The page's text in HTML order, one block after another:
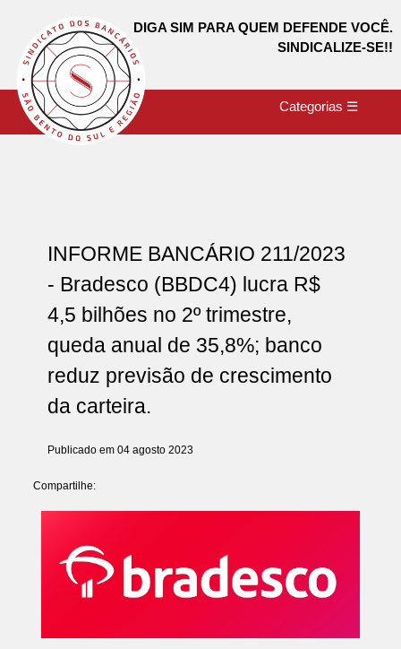
DIGA SIM PARA QUEM DEFENDE VOCÊ.
SINDICALIZE-SE!!
Categorias ☰
INFORME BANCÁRIO 211/2023
- Bradesco (BBDC4) lucra R$
4,5 bilhões no 2º trimestre,
queda anual de 35,8%; banco
reduz previsão de crescimento
da carteira.
Publicado em 04 agosto 2023
Compartilhe: